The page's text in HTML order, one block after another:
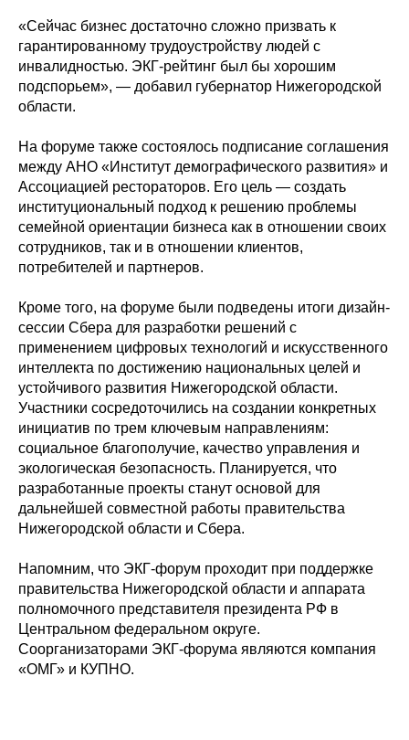
«Сейчас бизнес достаточно сложно призвать к
гарантированному трудоустройству людей с
инвалидностью. ЭКГ-рейтинг был бы хорошим
подспорьем», — добавил губернатор Нижегородской
области.
На форуме также состоялось подписание соглашения
между АНО «Институт демографического развития» и
Ассоциацией рестораторов. Его цель — создать
институциональный подход к решению проблемы
семейной ориентации бизнеса как в отношении своих
сотрудников, так и в отношении клиентов,
потребителей и партнеров.
Кроме того, на форуме были подведены итоги дизайн-
сессии Сбера для разработки решений с
применением цифровых технологий и искусственного
интеллекта по достижению национальных целей и
устойчивого развития Нижегородской области.
Участники сосредоточились на создании конкретных
инициатив по трем ключевым направлениям:
социальное благополучие, качество управления и
экологическая безопасность. Планируется, что
разработанные проекты станут основой для
дальнейшей совместной работы правительства
Нижегородской области и Сбера.
Напомним, что ЭКГ-форум проходит при поддержке
правительства Нижегородской области и аппарата
полномочного представителя президента РФ в
Центральном федеральном округе.
Соорганизаторами ЭКГ-форума являются компания
«ОМГ» и КУПНО.